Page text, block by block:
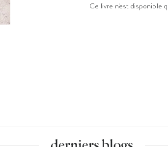
Ce livre n'est disponible